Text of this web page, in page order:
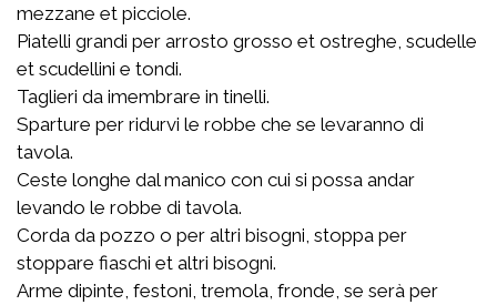
mezzane et picciole.
Piatelli grandi per arrosto grosso et ostreghe, scudelle
et scudellini e tondi.
Taglieri da imembrare in tinelli.
Sparture per ridurvi le robbe che se levaranno di
tavola.
Ceste longhe dal manico con cui si possa andar
levando le robbe di tavola.
Corda da pozzo o per altri bisogni, stoppa per
stoppare fiaschi et altri bisogni.
Arme dipinte, festoni, tremola, fronde, se serà per